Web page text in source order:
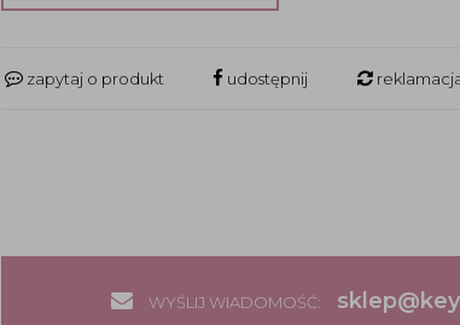
zapytaj o produkt udostępnij
WYŚLIJ WIADOMOŚĆ: